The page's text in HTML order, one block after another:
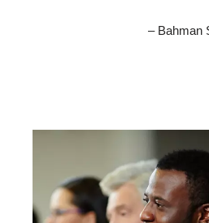
– Bahman